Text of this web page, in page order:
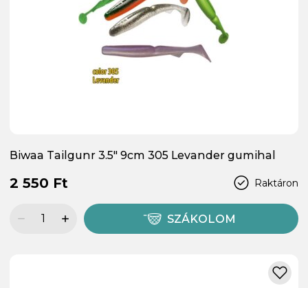
Biwaa Tailgunr 3.5" 9cm 305 Levander gumihal
Raktáron
2 550 Ft
SZÁKOLOM